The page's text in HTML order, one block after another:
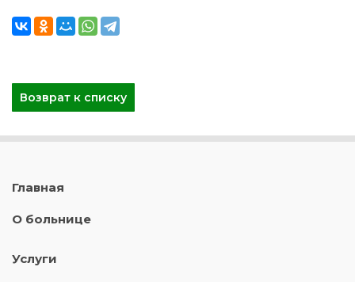
Возврат к списку
Главная
О больнице
Услуги